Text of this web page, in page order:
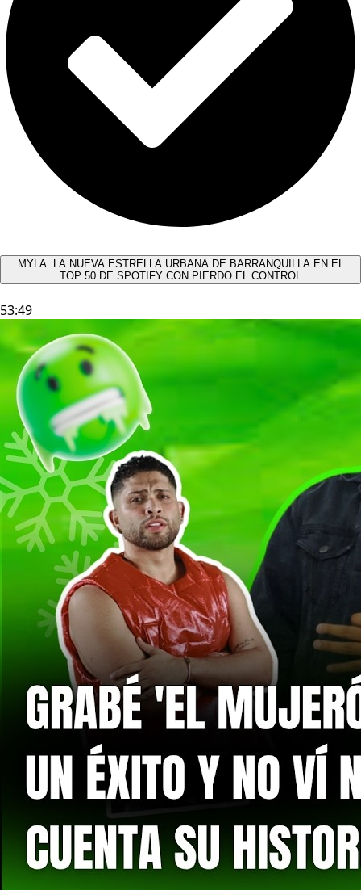
MYLA: LA NUEVA ESTRELLA URBANA DE BARRANQUILLA EN EL
TOP 50 DE SPOTIFY CON PIERDO EL CONTROL
53:49